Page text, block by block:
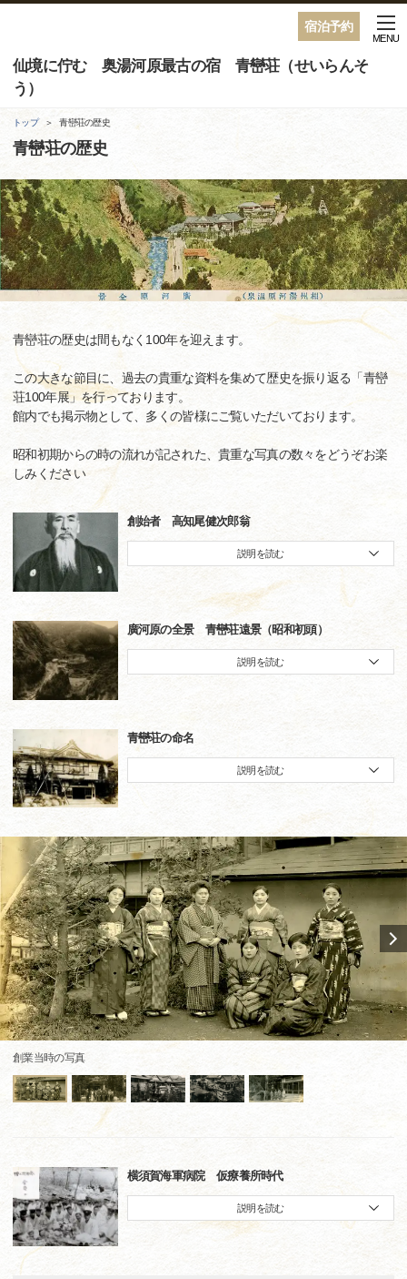
宿泊予約
仙境に佇む 奥湯河原最古の宿 青巒荘（せいらんそ
う）
MENU
トップ 青巒荘の歴史
青巒荘の歴史
青巒荘の歴史は間もなく100年を迎えます。
この大きな節目に、過去の貴重な資料を集めて歴史を振り返る「青巒
荘100年展」を行っております。
館内でも掲示物として、多くの皆様にご覧いただいております。
昭和初期からの時の流れが記された、貴重な写真の数々をどうぞお楽
しみください
創始者 高知尾健次郎翁
説明を読む
廣河原の全景 青巒荘遠景（昭和初頭）
説明を読む
青巒荘の命名
説明を読む
創業当時の写真
横須賀海軍病院 仮療養所時代
説明を読む